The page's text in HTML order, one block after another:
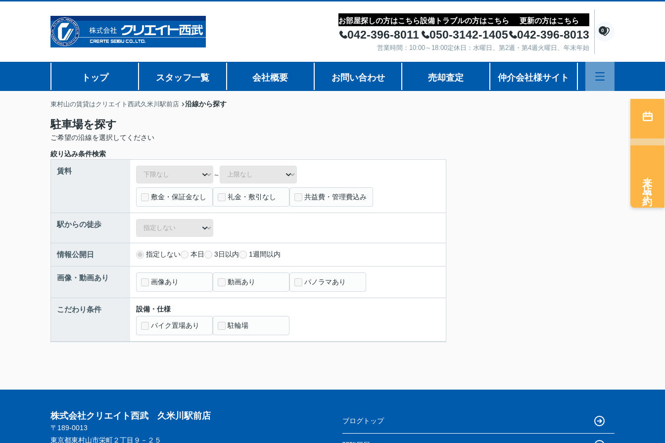
お部屋探しの方はこちら
042-396-8011
設備トラブルの方はこちら
050-3142-1405
更新の方はこちら
042-396-8013
営業時間：10:00～18:00定休日：水曜日、第2週・第4週火曜日、年末年始
0
トップ スタッフ一覧 会社概要 お問い合わせ 売却査定 仲介会社様サイト
東村山の賃貸はクリエイト西武久米川駅前店 沿線から探す
駐車場を探す
ご希望の沿線を選択してください
絞り込み条件検索
賃料 ～
敷金・保証金なし 礼金・敷引なし 共益費・管理費込み
駅からの徒歩
情報公開日 指定しない 本日 3日以内 1週間以内
画像・動画あり 画像あり 動画あり パノラマあり
こだわり条件 設備・仕様
バイク置場あり 駐輪場
来店予約
株式会社クリエイト西武 久米川駅前店
〒189-0013
東京都東村山市栄町２丁目９－２５
ブログトップ